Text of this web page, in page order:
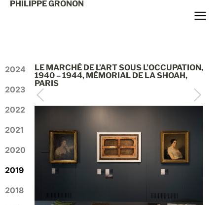
PHILIPPE GRONON
2024
2023
2022
2021
2020
2019
2018
LE MARCHÉ DE L’ART SOUS L’OCCUPATION,
1940 – 1944, MÉMORIAL DE LA SHOAH,
PARIS